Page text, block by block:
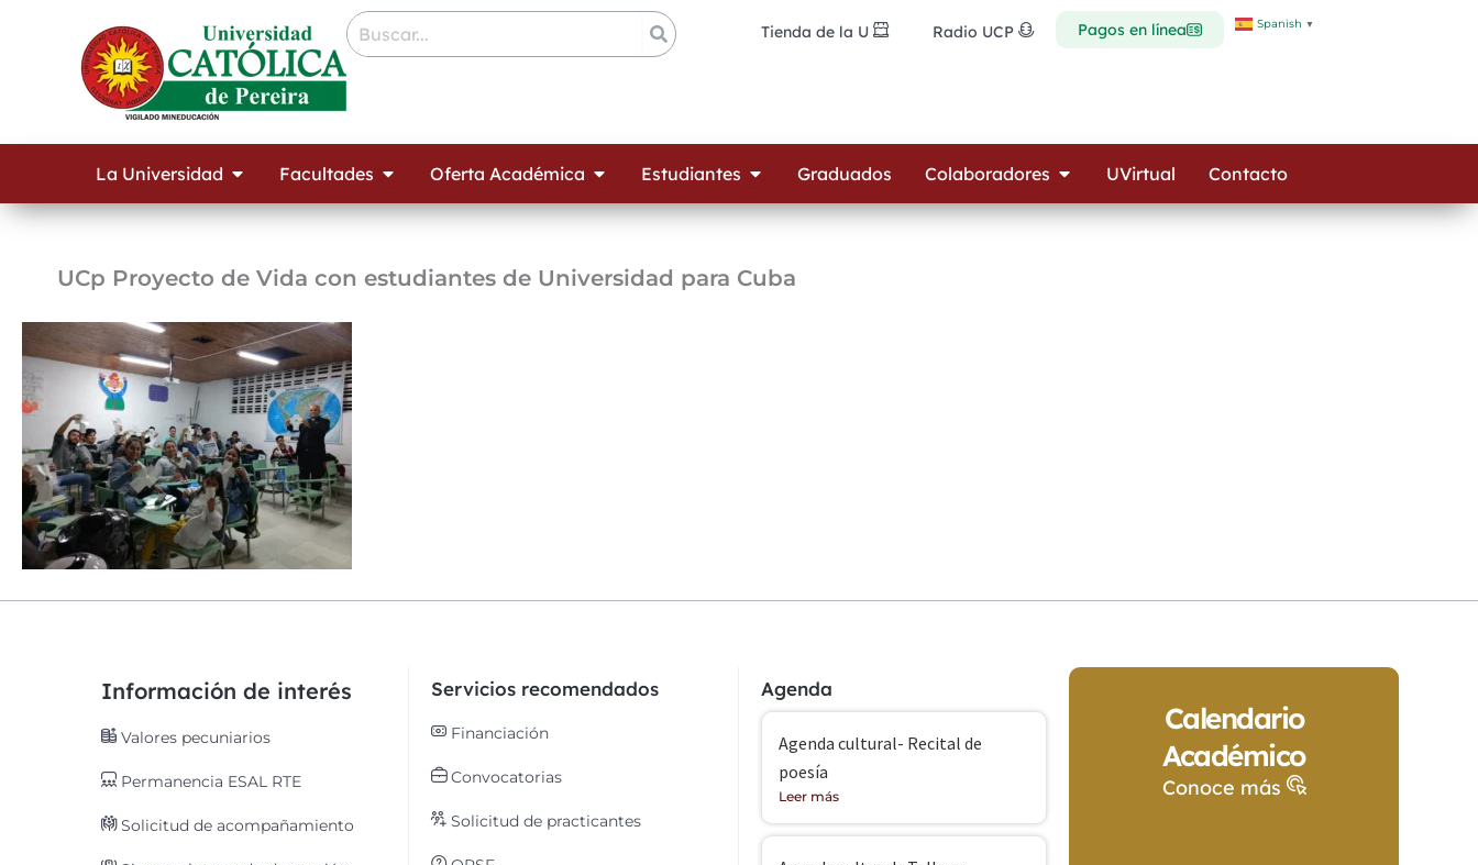
Tienda de la U Radio UCP Pagos en línea Spanish ▼
La Universidad Open La Universidad
Facultades Open Facultades
Oferta Académica Open Oferta Académica
Estudiantes Open Estudiantes
Graduados Colaboradores Open Colaboradores
UVirtual Contacto
UCp Proyecto de Vida con estudiantes de Universidad para Cuba
Información de interés
Valores pecuniarios
Permanencia ESAL RTE
Solicitud de acompañamiento
Servicios recomendados
Financiación
Convocatorias
Solicitud de practicantes
Agenda
Agenda cultural- Recital de
poesía
Leer más
Calendario
Académico
Conoce más